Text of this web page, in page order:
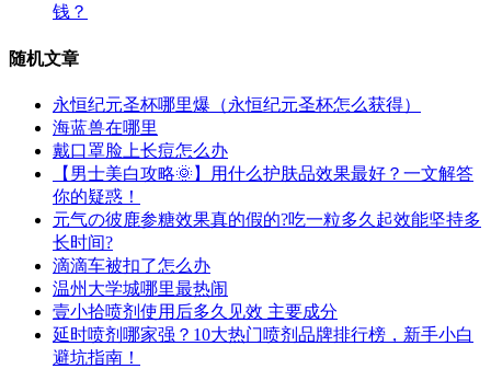
钱？
随机文章
永恒纪元圣杯哪里爆（永恒纪元圣杯怎么获得）
海蓝兽在哪里
戴口罩脸上长痘怎么办
【男士美白攻略🌞】用什么护肤品效果最好？一文解答
你的疑惑！
元气の彼鹿参糖效果真的假的?吃一粒多久起效能坚持多
长时间?
滴滴车被扣了怎么办
温州大学城哪里最热闹
壹小拾喷剂使用后多久见效 主要成分
延时喷剂哪家强？10大热门喷剂品牌排行榜，新手小白
避坑指南！